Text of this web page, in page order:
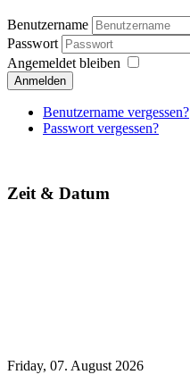
Benutzername
Passwort
Angemeldet bleiben
Anmelden
Benutzername vergessen?
Passwort vergessen?
Zeit & Datum
Friday, 07. August 2026